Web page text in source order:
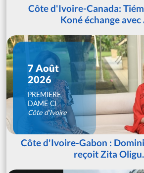
Côte d'Ivoire-Canada:
Koné échange avec
7 Août
2026
PREMIERE
DAME CI
Côte d'Ivoire
Côte d'Ivoire-Gabon :
reçoit Zita